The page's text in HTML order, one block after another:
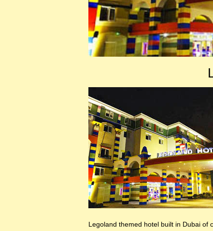
Legoland themed hotel built in Dubai of